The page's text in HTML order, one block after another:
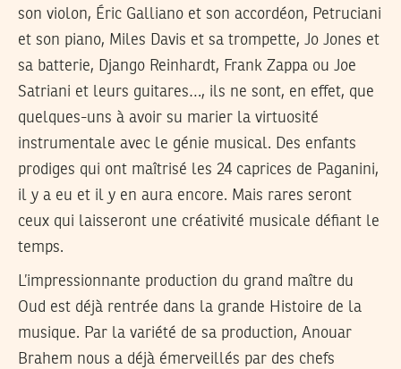
son violon, Éric Galliano et son accordéon, Petruciani
et son piano, Miles Davis et sa trompette, Jo Jones et
sa batterie, Django Reinhardt, Frank Zappa ou Joe
Satriani et leurs guitares…, ils ne sont, en effet, que
quelques-uns à avoir su marier la virtuosité
instrumentale avec le génie musical. Des enfants
prodiges qui ont maîtrisé les 24 caprices de Paganini,
il y a eu et il y en aura encore. Mais rares seront
ceux qui laisseront une créativité musicale défiant le
temps.
L’impressionnante production du grand maître du
Oud est déjà rentrée dans la grande Histoire de la
musique. Par la variété de sa production, Anouar
Brahem nous a déjà émerveillés par des chefs